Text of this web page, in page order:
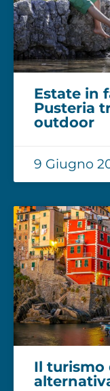
Estate in
Pusteria
outdoor
9 Giugno
Il turismo